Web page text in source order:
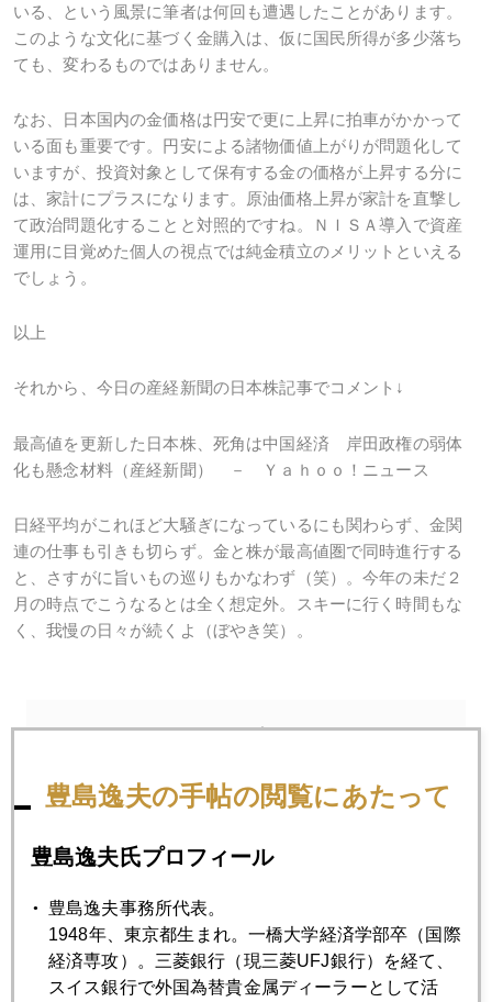
いる、という風景に筆者は何回も遭遇したことがあります。
このような文化に基づく金購入は、仮に国民所得が多少落ち
ても、変わるものではありません。
なお、日本国内の金価格は円安で更に上昇に拍車がかかって
いる面も重要です。円安による諸物価値上がりが問題化して
いますが、投資対象として保有する金の価格が上昇する分に
は、家計にプラスになります。原油価格上昇が家計を直撃し
て政治問題化することと対照的ですね。ＮＩＳＡ導入で資産
運用に目覚めた個人の視点では純金積立のメリットといえる
でしょう。
以上
それから、今日の産経新聞の日本株記事でコメント↓
最高値を更新した日本株、死角は中国経済 岸田政権の弱体
化も懸念材料（産経新聞） － Ｙａｈｏｏ！ニュース
日経平均がこれほど大騒ぎになっているにも関わらず、金関
連の仕事も引きも切らず。金と株が最高値圏で同時進行する
と、さすがに旨いもの巡りもかなわず（笑）。今年の未だ２
月の時点でこうなるとは全く想定外。スキーに行く時間もな
く、我慢の日々が続くよ（ぼやき笑）。
2024年
2024年02月29日
今晩２９日に米国ＰＣＥインフレ率発表
豊島逸夫の手帖の閲覧にあたって
豊島逸夫氏プロフィール
豊島逸夫事務所代表。
1948年、東京都生まれ。一橋大学経済学部卒（国際
経済専攻）。三菱銀行（現三菱UFJ銀行）を経て、
スイス銀行で外国為替貴金属ディーラーとして活